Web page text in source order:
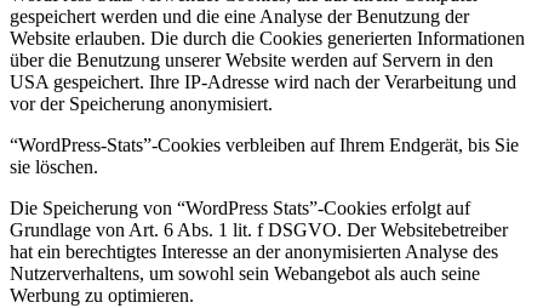
gespeichert werden und die eine Analyse der Benutzung der
Website erlauben. Die durch die Cookies generierten Informationen
über die Benutzung unserer Website werden auf Servern in den
USA gespeichert. Ihre IP-Adresse wird nach der Verarbeitung und
vor der Speicherung anonymisiert.
“WordPress-Stats”-Cookies verbleiben auf Ihrem Endgerät, bis Sie
sie löschen.
Die Speicherung von “WordPress Stats”-Cookies erfolgt auf
Grundlage von Art. 6 Abs. 1 lit. f DSGVO. Der Websitebetreiber
hat ein berechtigtes Interesse an der anonymisierten Analyse des
Nutzerverhaltens, um sowohl sein Webangebot als auch seine
Werbung zu optimieren.